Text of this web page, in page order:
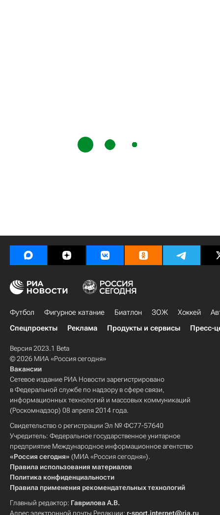
Футбол Фигурное катание Биатлон ЗОЖ Хоккей
Спецпроекты
Реклама Продукты и сервисы Пресс-
Версия 2023.1 Beta
© 2026 МИА «Россия сегодня»
Вакансии
Сетевое издание РИА Новости зарегистрировано
в Федеральной службе по надзору в сфере связи,
информационных технологий и массовых коммуникаций
(Роскомнадзор) 08 апреля 2014 года.
Свидетельство о регистрации Эл № ФС77-57640
Учредитель: Федеральное государственное унитарное
предприятие Международное информационное агентство
«Россия сегодня» (МИА «Россия сегодня»).
Правила использования материалов
Политика конфиденциальности
Правила применения рекомендательных технологий
Главный редактор: Гаврилова А.В.
Адрес электронной почты Редакции: r-sport.internet@ria.ru